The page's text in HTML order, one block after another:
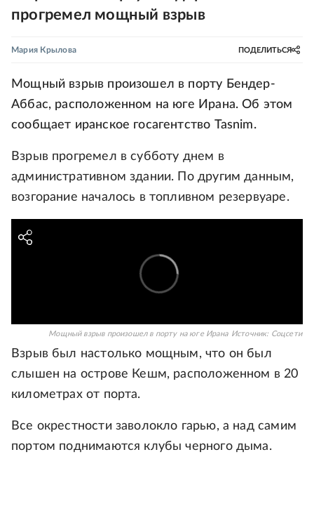
прогремел мощный взрыв
Мария Крылова ПОДЕЛИТЬСЯ
Мощный взрыв произошел в порту Бендер-
Аббас, расположенном на юге Ирана. Об этом
сообщает иранское госагентство Tasnim.
Взрыв прогремел в субботу днем в
административном здании. По другим данным,
возгорание началось в топливном резервуаре.
Мощный взрыв произошел в порту на юге Ирана Источник: Соцсети
Взрыв был настолько мощным, что он был
слышен на острове Кешм, расположенном в 20
километрах от порта.
Все окрестности заволокло гарью, а над самим
портом поднимаются клубы черного дыма.